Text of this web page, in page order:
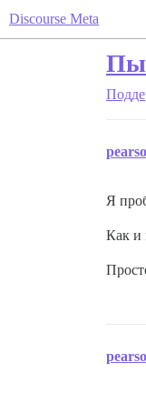
Discourse Meta
Я
Как и